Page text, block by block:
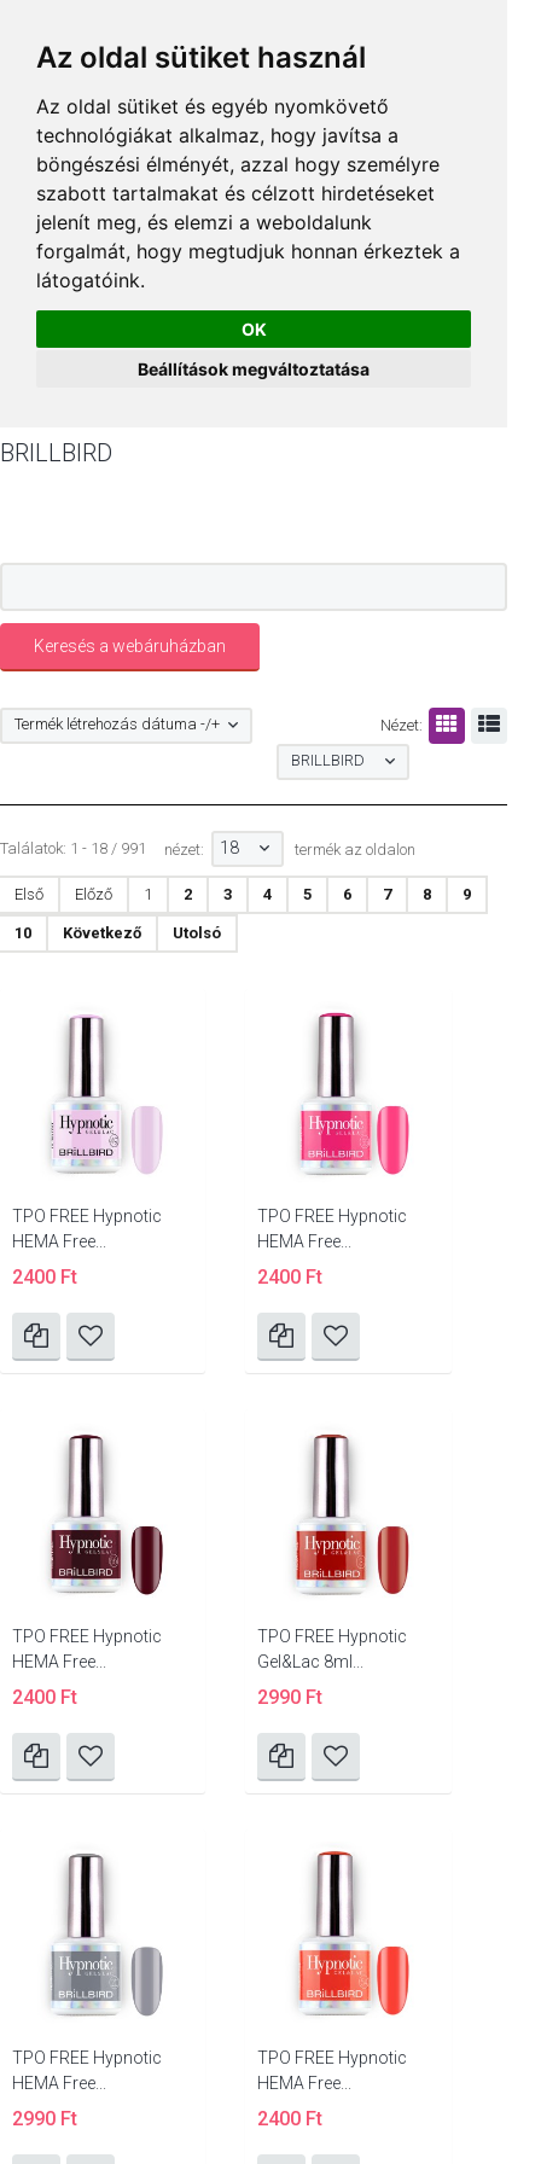
Az oldal sütiket használ
Az oldal sütiket és egyéb nyomkövető
technológiákat alkalmaz, hogy javítsa a
böngészési élményét, azzal hogy személyre
szabott tartalmakat és célzott hirdetéseket
jelenít meg, és elemzi a weboldalunk
forgalmát, hogy megtudjuk honnan érkeztek a
látogatóink.
OK
Beállítások megváltoztatása
BRILLBIRD
Nézet:
Termék létrehozás dátuma -/+
BRILLBIRD
Találatok: 1 - 18 / 991 nézet: 18 termék az oldalon
Első Előző 1 2 3 4 5 6 7 8 9
10 Következő Utolsó
TPO FREE Hypnotic
HEMA Free...
2400 Ft
TPO FREE Hypnotic
HEMA Free...
2400 Ft
TPO FREE Hypnotic
HEMA Free...
2400 Ft
TPO FREE Hypnotic
Gel&Lac 8ml...
2990 Ft
TPO FREE Hypnotic
HEMA Free...
2990 Ft
TPO FREE Hypnotic
HEMA Free...
2400 Ft